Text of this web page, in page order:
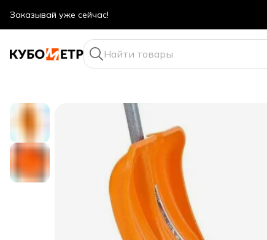
Оптовые цены даже для физ. лиц